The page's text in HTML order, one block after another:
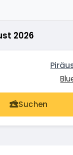
2026
Suchen